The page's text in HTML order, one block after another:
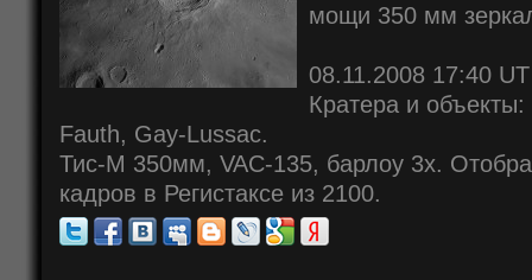
мощи 350 мм
08.11.2008 17:40
Кратера и
Fauth, Gay-Lussac.
Тис-М 350мм, VAC-135, барлоу 3x.
кадров в Регистаксе из 2100.